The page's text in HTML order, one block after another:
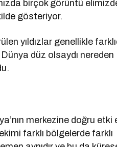
birçok görüntü
gösteriyor.
yıldızlar genellikle
düz olsaydı nereden
merkezine doğru etki
farklı bölgelerde farklı